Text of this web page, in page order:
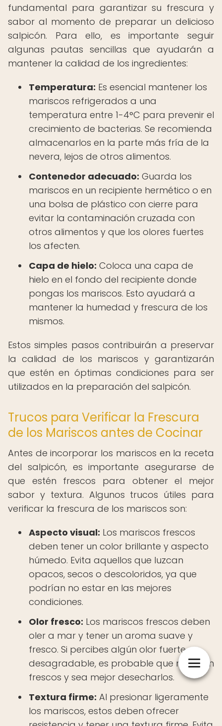
fundamental para garantizar su frescura y
sabor al momento de preparar un delicioso
salpicón. Para ello, es importante seguir
algunas pautas sencillas que ayudarán a
mantener la calidad de los ingredientes:
Temperatura: Es esencial mantener los
mariscos refrigerados a una
temperatura entre 1-4°C para prevenir el
crecimiento de bacterias. Se recomienda
almacenarlos en la parte más fría de la
nevera, lejos de otros alimentos.
Contenedor adecuado: Guarda los
mariscos en un recipiente hermético o en
una bolsa de plástico con cierre para
evitar la contaminación cruzada con
otros alimentos y que los olores fuertes
los afecten.
Capa de hielo: Coloca una capa de
hielo en el fondo del recipiente donde
pongas los mariscos. Esto ayudará a
mantener la humedad y frescura de los
mismos.
Estos simples pasos contribuirán a preservar
la calidad de los mariscos y garantizarán
que estén en óptimas condiciones para ser
utilizados en la preparación del salpicón.
Trucos para Verificar la Frescura
de los Mariscos antes de Cocinar
Antes de incorporar los mariscos en la receta
del salpicón, es importante asegurarse de
que estén frescos para obtener el mejor
sabor y textura. Algunos trucos útiles para
verificar la frescura de los mariscos son:
Aspecto visual: Los mariscos frescos
deben tener un color brillante y aspecto
húmedo. Evita aquellos que luzcan
opacos, secos o descoloridos, ya que
podrían no estar en las mejores
condiciones.
Olor fresco: Los mariscos frescos deben
oler a mar y tener un aroma suave y
fresco. Si percibes algún olor fuerte o
desagradable, es probable que no estén
frescos y sea mejor desecharlos.
Textura firme: Al presionar ligeramente
los mariscos, estos deben ofrecer